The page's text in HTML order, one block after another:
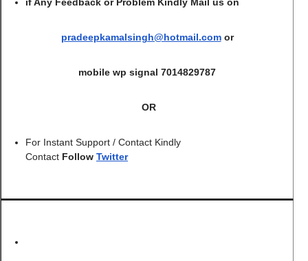
if Any Feedback or Problem Kindly Mail us on
pradeepkamalsingh@hotmail.comor
mobile wp signal 7014829787
OR
For Instant Support / Contact Kindly
Contact Follow Twitter